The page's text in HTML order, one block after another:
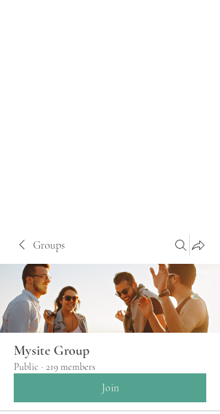
Groups
Mysite Group
Public · 219 members
Join